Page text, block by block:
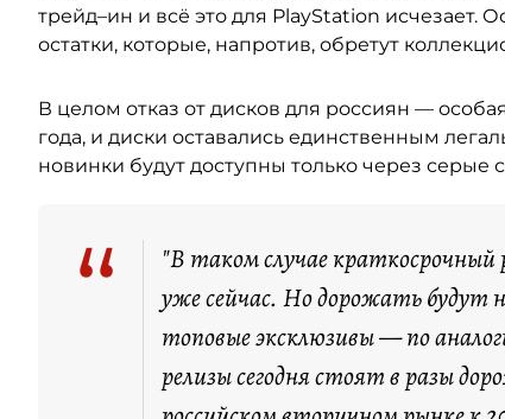
трейд–ин и всё это для PlayStation исчезает.
остатки, которые, напротив, обретут
В целом отказ от дисков для россиян —
года, и диски оставались единственным
новинки будут доступны только через
“
"В таком случае
уже сейчас. Но дорожать будут
топовые эксклюзивы — по
релизы сегодня стоят в разы